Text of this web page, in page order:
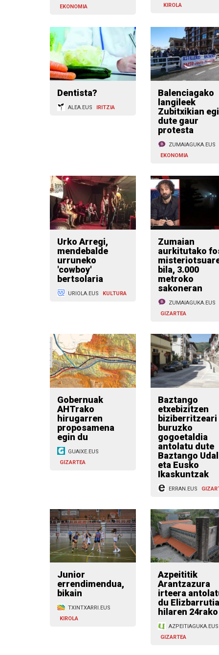
EKONOMIA
KIROLA
Dentista?
ALEA.EUS IRITZIA
Balenciagako
langileek
Zubitxikian
dute gaur
protesta
ZUMAIAGUKA.EUS
EKONOMIA
Urko Arregi,
mendebalde
urruneko
'cowboy'
bertsolaria
URIOLA.EUS KULTURA
Zumaian
aurkitutako
bila, 3.000
metroko
sakoneran
ZUMAIAGUKA.EUS
GIZARTEA
Gobernuak
AHTrako
hirugarren
proposamena
egin du
GUAIXE.EUS
GIZARTEA
Baztango
etxebizitzen
biziberritzeari
buruzko
gogoetaldia
antolatu dute
Baztango
eta Eusko
Ikaskuntzak
ERRAN.EUS
Junior
errendimendua,
bikain
TXINTXARRI.EUS
KIROLA
Azpeititik
Arantzazura
irteera
du
hilaren 24rako
AZPEITIAGUKA.EUS
GIZARTEA